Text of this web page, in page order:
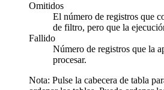
Omitidos
El número de registros que
de filtro, pero que la
Fallido
Número de registros que la
procesar.
Nota: Pulse la cabecera de tabla